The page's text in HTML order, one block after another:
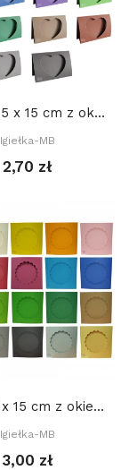
Baza 10,5 x 15 cm z okienkiem: SERCE 3. 9,5 x 8...
Igiełka-MB
2,70 zł
Baza 15 x 15 cm z okienkiem: KWIATEK 2. 10,5...
Igiełka-MB
3,00 zł